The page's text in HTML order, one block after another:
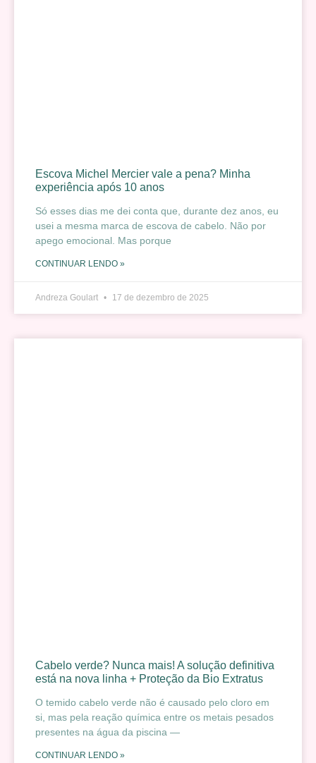
Escova Michel Mercier vale a pena? Minha
experiência após 10 anos
Só esses dias me dei conta que, durante dez anos, eu
usei a mesma marca de escova de cabelo. Não por
apego emocional. Mas porque
CONTINUAR LENDO »
Andreza Goulart 17 de dezembro de 2025
Cabelo verde? Nunca mais! A solução definitiva
está na nova linha + Proteção da Bio Extratus
O temido cabelo verde não é causado pelo cloro em
si, mas pela reação química entre os metais pesados
presentes na água da piscina —
CONTINUAR LENDO »